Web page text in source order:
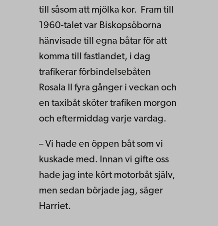
till såsom att mjölka kor. Fram till
1960-talet var Biskopsöborna
hänvisade till egna båtar för att
komma till fastlandet, i dag
trafikerar förbindelsebåten
Rosala II fyra gånger i veckan och
en taxibåt sköter trafiken morgon
och eftermiddag varje vardag.
– Vi hade en öppen båt som vi
kuskade med. Innan vi gifte oss
hade jag inte kört motorbåt själv,
men sedan började jag, säger
Harriet.